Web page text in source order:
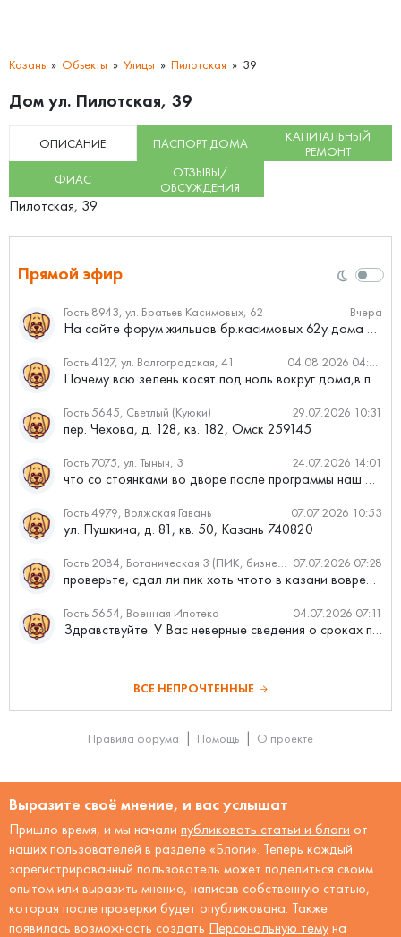
Казань Объекты Улицы Пилотская 39
Дом ул. Пилотская, 39
ОПИСАНИЕ ПАСПОРТ ДОМА
КАПИТАЛЬНЫЙ
РЕМОНТ
ФИАС
ОТЗЫВЫ/
ОБСУЖДЕНИЯ
Пилотская, 39
Прямой эфир
Гость 8943, ул. Братьев Касимовых, 62 Вчера
На сайте форум жильцов бр.касимовых 62у дома растут красивые...
Гость 4127, ул. Волгоградская, 41 04.08.2026 04:46
Почему всю зелень косят под ноль вокруг дома,в полисадниках....
Гость 5645, Светлый (Куюки) 29.07.2026 10:31
пер. Чехова, д. 128, кв. 182, Омск 259145
Гость 7075, ул. Тыныч, 3 24.07.2026 14:01
что со стоянками во дворе после программы наш двор
Гость 4979, Волжская Гавань 07.07.2026 10:53
ул. Пушкина, д. 81, кв. 50, Казань 740820
Гость 2084, Ботаническая 3 (ПИК, бизнес-класс) 07.07.2026 07:28
проверьте, сдал ли пик хоть чтото в казани вовремя?
Гость 5654, Военная Ипотека 04.07.2026 07:11
Здравствуйте. У Вас неверные сведения о сроках проведения с...
ВСЕ НЕПРОЧТЕННЫЕ
Правила форума Помощь О проекте
Выразите своё мнение, и вас услышат
Пришло время, и мы начали публиковать статьи и блоги от
наших пользователей в разделе «Блоги». Теперь каждый
зарегистрированный пользователь может поделиться своим
опытом или выразить мнение, написав собственную статью,
которая после проверки будет опубликована. Также
появилась возможность создать Персональную тему на